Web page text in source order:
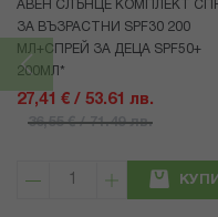
АВЕН СЛЪНЦЕ КОМПЛЕКТ
ЗА ВЪЗРАСТНИ SPF30 200
МЛ+СПРЕЙ ЗА ДЕЦА SPF50+
200МЛ*
27,41 € / 53.61 лв.
36,55 € / 71.49 лв.
КУПИ